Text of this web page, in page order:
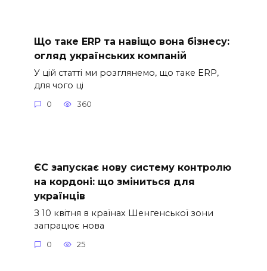
Що таке ERP та навіщо вона бізнесу:
огляд українських компаній
У цій статті ми розглянемо, що таке ERP,
для чого ці
0 360
ЄС запускає нову систему контролю
на кордоні: що зміниться для
українців
З 10 квітня в країнах Шенгенської зони
запрацює нова
0 25